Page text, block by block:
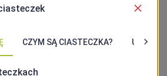
(HopSpot),
a zimą takżelodowisko
zapleczem (Przystanek